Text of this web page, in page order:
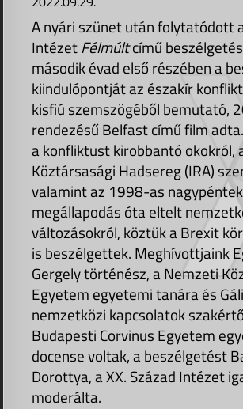
A nyári szünet után folytatódott
IntézetFélmúltcímű
második évad első részében a
kiindulópontját az északír
kisfiú szemszögéből bemutató,
rendezésű Belfast című film
a konfliktust kirobbantó okokról,
Köztársasági Hadsereg (IRA)
valamint az 1998-as
megállapodás óta eltelt
változásokról, köztük a Brexit
is beszélgettek. Meghívottjaink
Gergely történész, a Nemzeti
Egyetem egyetemi tanára és
nemzetközi kapcsolatok
Budapesti Corvinus Egyetem
docense voltak, a beszélgetést
Dorottya, a XX. Század Intézet
moderálta.